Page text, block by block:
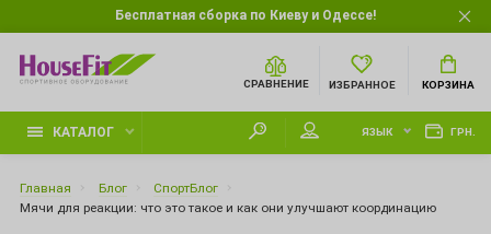
Бесплатная сборка по Киеву и Одессе!
СРАВНЕНИЕ ИЗБРАННОЕ КОРЗИНА
КАТАЛОГ ЯЗЫК ГРН.
Главная Блог
СпортБлог
Мячи для реакции: что это такое и как они улучшают координацию